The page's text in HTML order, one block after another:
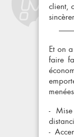
client,
Et on
faire
- Mise
-